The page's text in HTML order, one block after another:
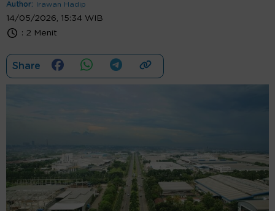
Author: Irawan Hadip
14/05/2026, 15:34 WIB
: 2 Menit
Share